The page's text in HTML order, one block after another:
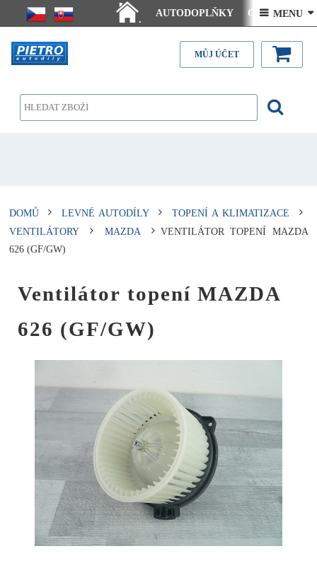
.
AUTODOPLŇKY Ceny doručení
Články - návody Kontakt
 MENU 
MŮJ ÚČET
DOMŮ LEVNÉ AUTODÍLY
TOPENÍ A KLIMATIZACE
VENTILÁTORY
MAZDA
VENTILÁTOR TOPENÍ MAZDA
626 (GF/GW)
Ventilátor topení MAZDA
626 (GF/GW)